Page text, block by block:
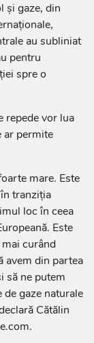
și gaze, din
au subliniat
pentru
spre o
repede vor lua
ar permite
mare. Este
tranziția
loc în ceea
Este
curând
avem din partea
să ne putem
gaze naturale
Cătălin